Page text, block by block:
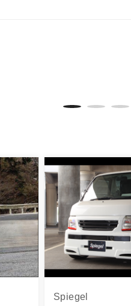
やカラー等、お間違い無い
めができないことがある
が不可の場合がございます
す。
ないことがあることは予め
します。 Spiegel